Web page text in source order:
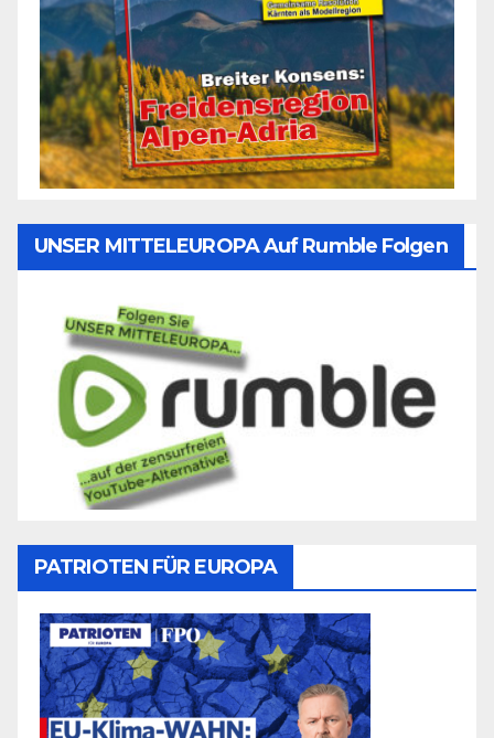
UNSER MITTELEUROPA Auf Rumble Folgen
PATRIOTEN FÜR EUROPA